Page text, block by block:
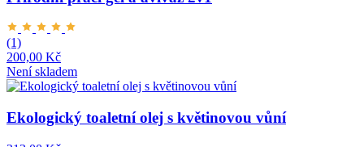
(1)
200,00 Kč
Není skladem
Ekologický toaletní olej s květinovou vůní